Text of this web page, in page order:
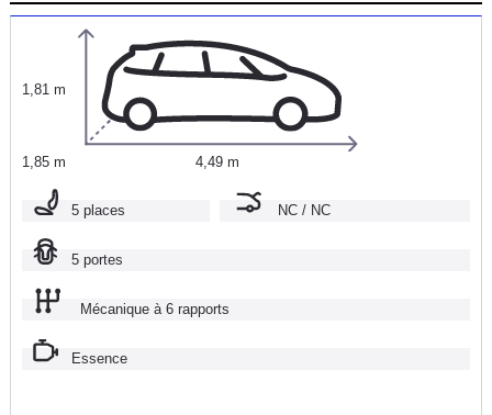
1,81 m
1,85 m 4,49 m
5 places NC / NC
5 portes
Mécanique à 6 rapports
Essence